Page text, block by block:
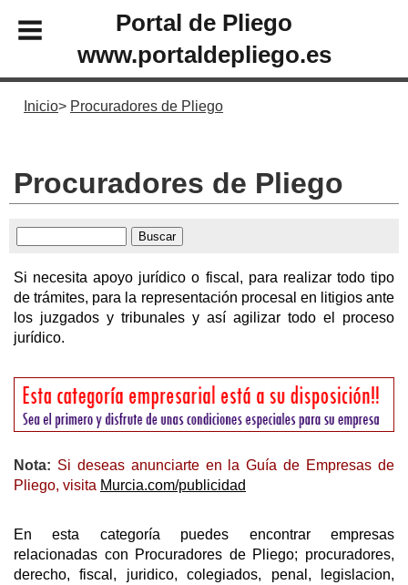
Portal de Pliego
www.portaldepliego.es
Inicio Procuradores de Pliego
Procuradores de Pliego
Si necesita apoyo jurídico o fiscal, para realizar todo tipo
de trámites, para la representación procesal en litigios ante
los juzgados y tribunales y así agilizar todo el proceso
jurídico.
Nota: Si deseas anunciarte en la Guía de Empresas de
Pliego, visita Murcia.com/publicidad
En esta categoría puedes encontrar empresas
relacionadas con Procuradores de Pliego; procuradores,
derecho, fiscal, juridico, colegiados, penal, legislacion,